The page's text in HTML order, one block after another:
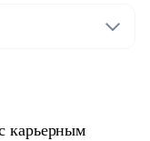
карьерным